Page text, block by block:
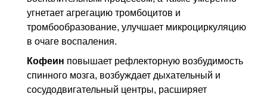
угнетает агрегацию тромбоцитов и
тромбообразование, улучшает микроциркуляцию
в очаге воспаления.
Кофеин повышает рефлекторную возбудимость
спинного мозга, возбуждает дыхательный и
сосудодвигательный центры, расширяет